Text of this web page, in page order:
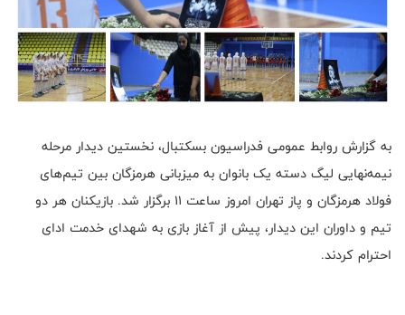
به گزارش روابط عمومی فدراسیون بسکتبال، نخستین دیدار مرحله
نیمه‌نهایی لیگ دسته یک بانوان به میزبانی هرمزگان بین تیم‌های
فولاد هرمزگان و پاز تهران امروز ساعت ۱۱ برگزار شد. بازیکنان هر دو
تیم و داوران این دیدار، پیش از آغاز بازی به شهدای خدمت ادای
احترام کردند.